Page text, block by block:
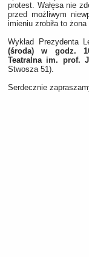
protest. Wałęsa nie
przed możliwym
imieniu zrobiła to
Wykład Prezydenta
(środa) w godz.
Teatralna im. prof.
Stwosza 51).
Serdecznie